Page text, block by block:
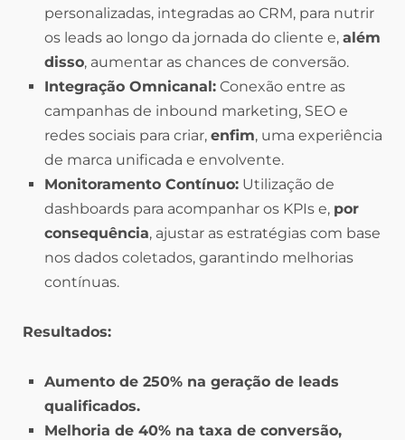
personalizadas, integradas ao CRM, para nutrir
os leads ao longo da jornada do cliente e, além
disso, aumentar as chances de conversão.
Integração Omnicanal: Conexão entre as
campanhas de inbound marketing, SEO e
redes sociais para criar, enfim, uma experiência
de marca unificada e envolvente.
Monitoramento Contínuo: Utilização de
dashboards para acompanhar os KPIs e, por
consequência, ajustar as estratégias com base
nos dados coletados, garantindo melhorias
contínuas.
Resultados:
Aumento de 250% na geração de leads
qualificados.
Melhoria de 40% na taxa de conversão,